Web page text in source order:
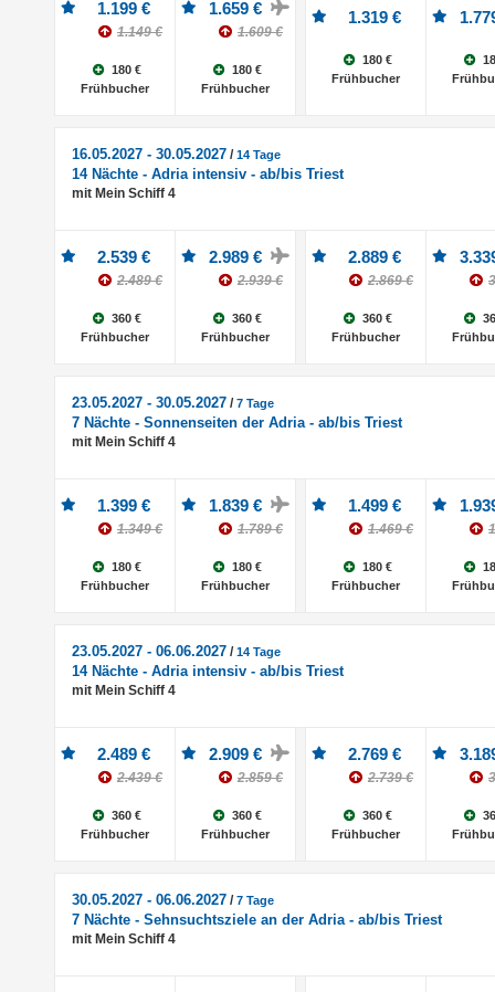
1.199 €
1.149 €
180 €
Frühbucher
1.659 €
1.609 €
180 €
Frühbucher
1.319 €
180 €
Frühbucher
16.05.2027 - 30.05.2027 /14 Tage
14 Nächte - Adria intensiv - ab/bis Triest
mit Mein Schiff 4
2.539 €
2.489 €
360 €
Frühbucher
2.989 €
2.939 €
360 €
Frühbucher
2.889 €
2.869 €
360 €
Frühbucher
23.05.2027 - 30.05.2027 /7 Tage
7 Nächte - Sonnenseiten der Adria - ab/bis Triest
mit Mein Schiff 4
1.399 €
1.349 €
180 €
Frühbucher
1.839 €
1.789 €
180 €
Frühbucher
1.499 €
1.469 €
180 €
Frühbucher
23.05.2027 - 06.06.2027 /14 Tage
14 Nächte - Adria intensiv - ab/bis Triest
mit Mein Schiff 4
2.489 €
2.439 €
360 €
Frühbucher
2.909 €
2.859 €
360 €
Frühbucher
2.769 €
2.739 €
360 €
Frühbucher
30.05.2027 - 06.06.2027 /7 Tage
7 Nächte - Sehnsuchtsziele an der Adria - ab/bis Triest
mit Mein Schiff 4